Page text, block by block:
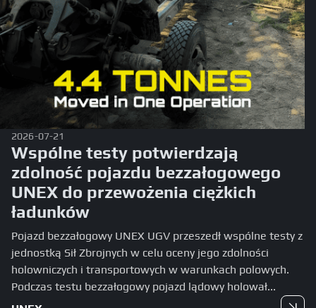
2026-07-21
Wspólne testy potwierdzają
zdolność pojazdu bezzałogowego
UNEX do przewożenia ciężkich
ładunków
Pojazd bezzałogowy UNEX UGV przeszedł wspólne testy z
jednostką Sił Zbrojnych w celu oceny jego zdolności
holowniczych i transportowych w warunkach polowych.
Podczas testu bezzałogowy pojazd lądowy holował...